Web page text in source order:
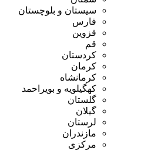
سیستان و بلوچستان
فارس
قزوین
قم
کردستان
کرمان
کرمانشاه
کهگیلویه و بویراحمد
گلستان
گیلان
لرستان
مازندران
مرکزی